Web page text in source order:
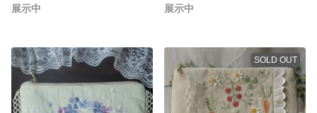
展示中
展示中
SOLD OUT